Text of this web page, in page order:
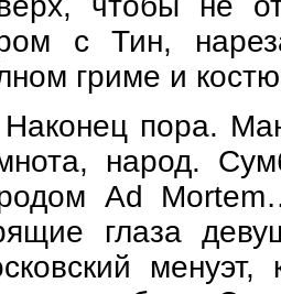
с Тин,
гриме и
Наконец пора.
народ.
Ad
глаза